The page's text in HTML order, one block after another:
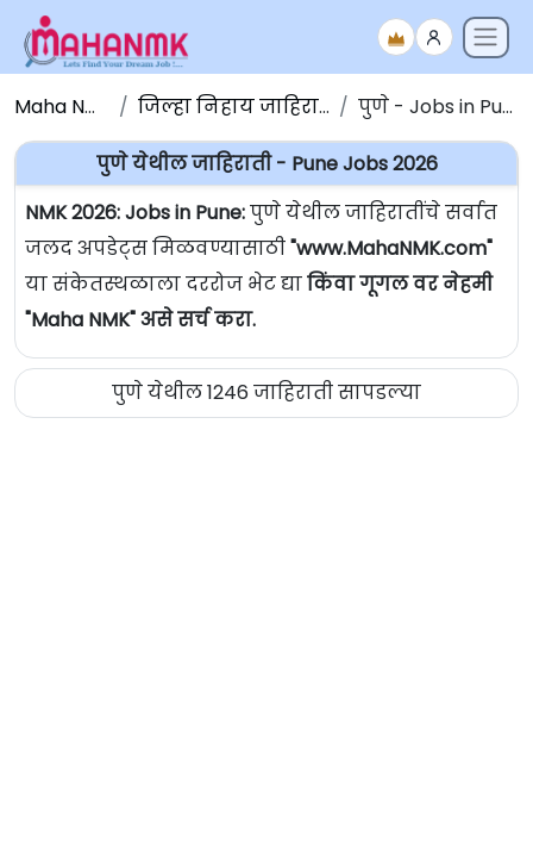
Maha NMK जिल्हा निहाय जाहिराती पुणे - Jobs in Pune
पुणे येथील जाहिराती - Pune Jobs 2026
NMK 2026: Jobs in Pune:पुणे येथील जाहिरातींचे सर्वात
जलद अपडेट्स मिळवण्यासाठी"www.MahaNMK.com"
या संकेतस्थळाला दररोज भेट द्याकिंवा गूगल वर नेहमी
"Maha NMK" असे सर्च करा.
पुणे येथील 1246 जाहिराती सापडल्या